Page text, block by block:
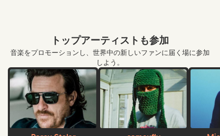
トップアーティストも参加
音楽をプロモーションし、世界中の新しいファンに届く場に参加
しよう。